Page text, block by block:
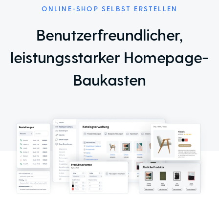
ONLINE-SHOP SELBST ERSTELLEN
Benutzerfreundlicher,
leistungsstarker Homepage-
Baukasten